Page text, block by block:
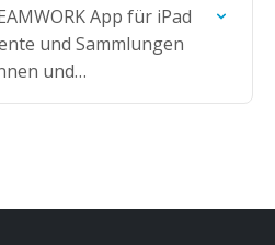
App für iPad
und Sammlungen
und